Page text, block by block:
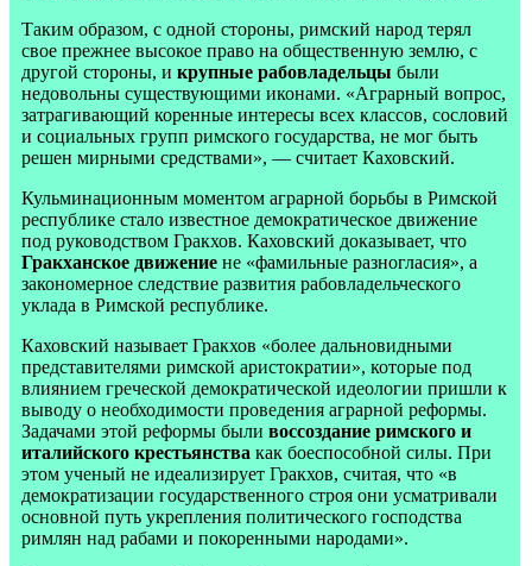
Таким образом, с одной стороны, римский народ терял
свое прежнее высокое право на общественную землю, с
другой стороны, и крупные рабовладельцы были
недовольны существующими иконами. «Аграрный вопрос,
затрагивающий коренные интересы всех классов, сословий
и социальных групп римского государства, не мог быть
решен мирными средствами», — считает Каховский.
Кульминационным моментом аграрной борьбы в Римской
республике стало известное демократическое движение
под руководством Гракхов. Каховский доказывает, что
Гракханское движение не «фамильные разногласия», а
закономерное следствие развития рабовладельческого
уклада в Римской республике.
Каховский называет Гракхов «более дальновидными
представителями римской аристократии», которые под
влиянием греческой демократической идеологии пришли к
выводу о необходимости проведения аграрной реформы.
Задачами этой реформы были воссоздание римского и
италийского крестьянства как боеспособной силы. При
этом ученый не идеализирует Гракхов, считая, что «в
демократизации государственного строя они усматривали
основной путь укрепления политического господства
римлян над рабами и покоренными народами».